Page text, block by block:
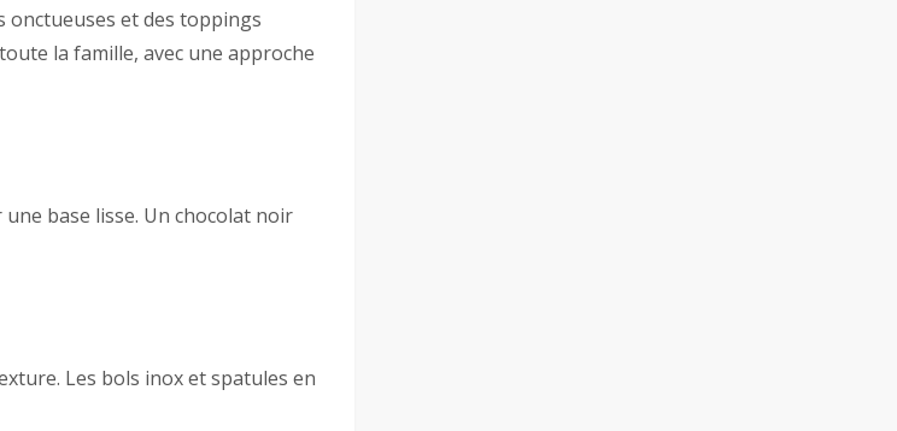
onctueuses et des toppings
la famille, avec une approche
base lisse. Un chocolat noir
Les bols inox et spatules en